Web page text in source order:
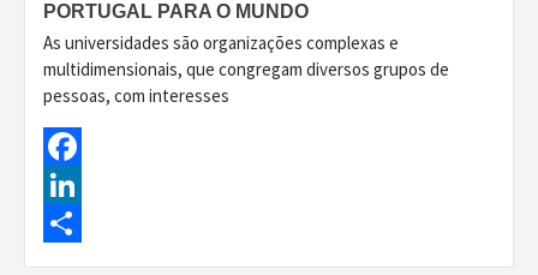
PORTUGAL PARA O MUNDO
As universidades são organizações complexas e
multidimensionais, que congregam diversos grupos de
pessoas, com interesses
Facebook
LinkedIn
Share